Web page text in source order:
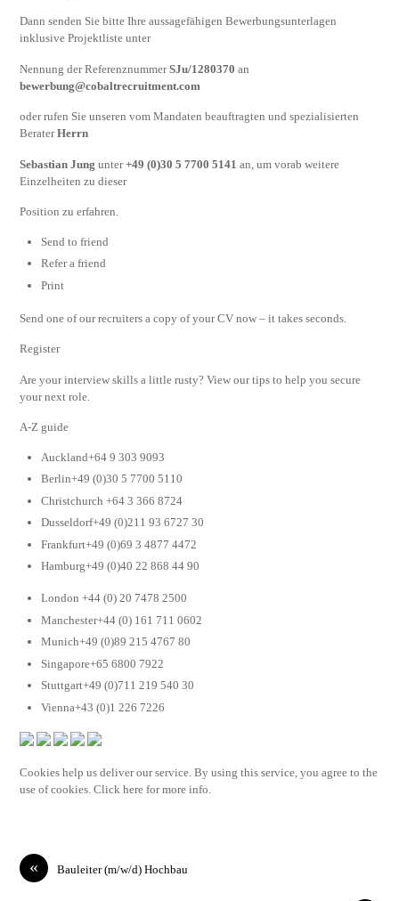
Dann senden Sie bitte Ihre aussagefähigen Bewerbungsunterlagen
inklusive Projektliste unter
Nennung der ReferenznummerSJu/1280370 an
bewerbung@cobaltrecruitment.com
oder rufen Sie unseren vom Mandaten beauftragten und spezialisierten
BeraterHerrn
Sebastian Jung unter+49 (0)30 5 7700 5141 an, um vorab weitere
Einzelheiten zu dieser
Position zu erfahren.
Send to friend
Refer a friend
Print
Send one of our recruiters a copy of your CV now – it takes seconds.
Register
Are your interview skills a little rusty? View our tips to help you secure
your next role.
A-Z guide
Auckland+64 9 303 9093
Berlin+49 (0)30 5 7700 5110
Christchurch +64 3 366 8724
Dusseldorf+49 (0)211 93 6727 30
Frankfurt+49 (0)69 3 4877 4472
Hamburg+49 (0)40 22 868 44 90
London +44 (0) 20 7478 2500
Manchester+44 (0) 161 711 0602
Munich+49 (0)89 215 4767 80
Singapore+65 6800 7922
Stuttgart+49 (0)711 219 540 30
Vienna+43 (0)1 226 7226
Cookies help us deliver our service. By using this service, you agree to the
use of cookies. Click here for more info.
« Bauleiter (m/w/d) Hochbau